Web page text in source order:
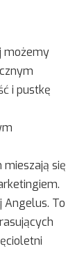
możemy
i pustkę
się
Angelus. To